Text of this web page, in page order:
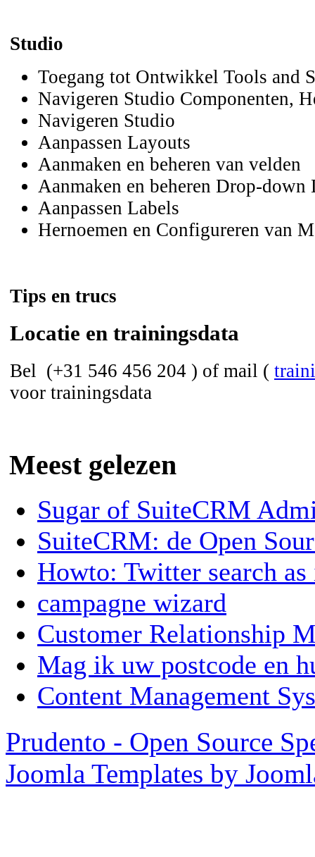
Studio
Toegang tot Ontwikkel Tools
Navigeren Studio Componenten,
Navigeren Studio
Aanpassen Layouts
Aanmaken en beheren van velden
Aanmaken en beheren Drop-down
Aanpassen Labels
Hernoemen en Configureren van
Tips en trucs
Locatie en trainingsdata
Bel (+31 546 456 204 ) of mail (
voor trainingsdata
Meest gelezen
Sugar of SuiteCRM
SuiteCRM: de Open
Howto: Twitter search
campagne wizard
Customer Relationship
Mag ik uw postcode en
Content Management
Prudento - Open Source
Joomla Templates by